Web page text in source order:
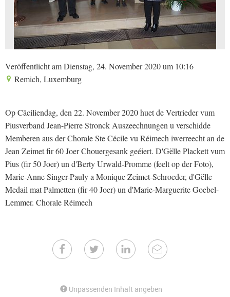
Veröffentlicht am Dienstag, 24. November 2020 um 10:16
Remich, Luxemburg
Op Cäciliendag, den 22. November 2020 huet de Vertrieder vum
Piusverband Jean-Pierre Stronck Auszeechnungen u verschidde
Memberen aus der Chorale Ste Cécile vu Réimech iwerreecht an de
Jean Zeimet fir 60 Joer Chouergesank geéiert. D'Gëlle Plackett vum
Pius (fir 50 Joer) un d'Berty Urwald-Promme (feelt op der Foto),
Marie-Anne Singer-Pauly a Monique Zeimet-Schroeder, d'Gëlle
Medail mat Palmetten (fir 40 Joer) un d'Marie-Marguerite Goebel-
Lemmer. Chorale Réimech
Unpassenden Inhalt angeben